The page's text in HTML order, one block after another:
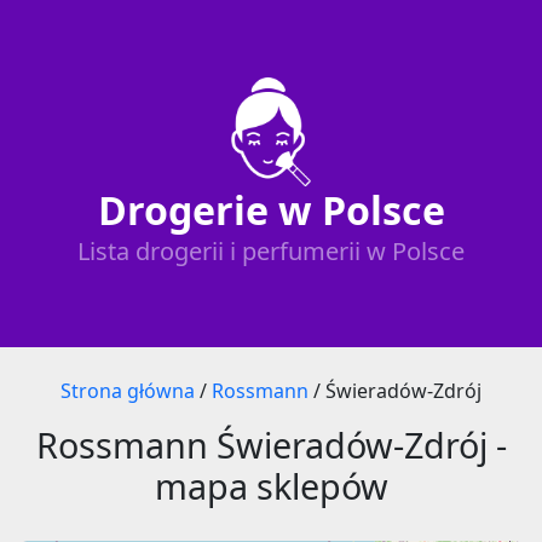
Drogerie w Polsce
Lista drogerii i perfumerii w Polsce
Strona główna / Rossmann /Świeradów-Zdrój
Rossmann Świeradów-Zdrój -
mapa sklepów